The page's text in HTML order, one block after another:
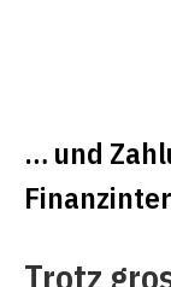
… und
Trotz